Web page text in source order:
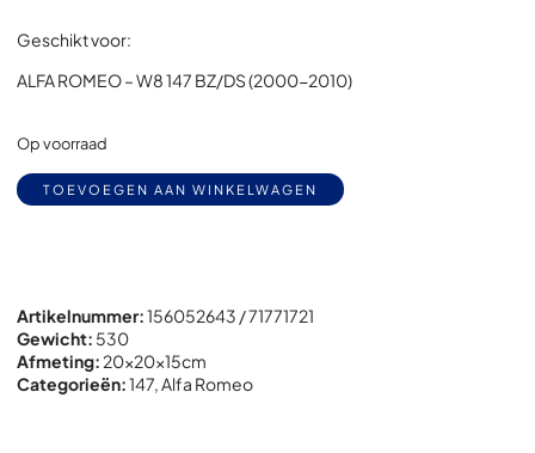
Geschikt voor:
ALFA ROMEO – W8 147 BZ/DS (2000-2010)
Op voorraad
TOEVOEGEN AAN WINKELWAGEN
Artikelnummer:156052643 / 71771721
Gewicht: 530
Afmeting: 20x20x15cm
Categorieën:147,Alfa Romeo